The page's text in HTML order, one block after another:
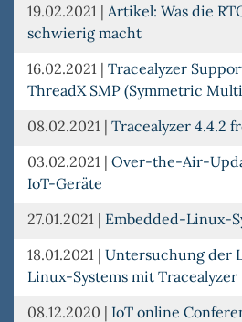
19.02.2021 | Artikel: Was die
schwierig macht
16.02.2021 | Tracealyzer
ThreadX SMP (Symmetric
08.02.2021 | Tracealyzer 4.4.2
03.02.2021 | Over-the-Air-
IoT-Geräte
27.01.2021 | Embedded-Linux-
18.01.2021 | Untersuchung der
Linux-Systems mit Tracealyzer
08.12.2020 | IoT online